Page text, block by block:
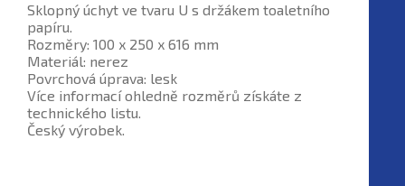
Sklopný úchyt ve tvaru U s držákem toaletního
papíru.
Rozměry: 100 x 250 x 616 mm
Materiál: nerez
Povrchová úprava: lesk
Více informací ohledně rozměrů získáte z
technického listu.
Český výrobek.